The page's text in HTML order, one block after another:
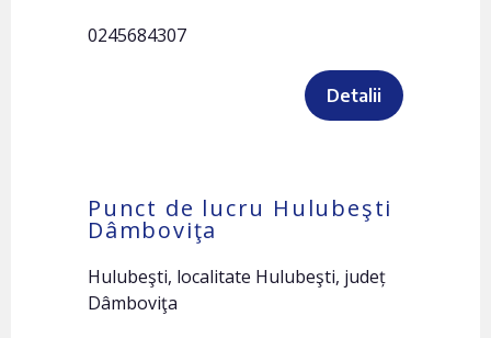
0245684307
Detalii
Punct de lucru Hulubeşti
Dâmboviţa
Hulubeşti, localitate Hulubeşti, județ
Dâmboviţa